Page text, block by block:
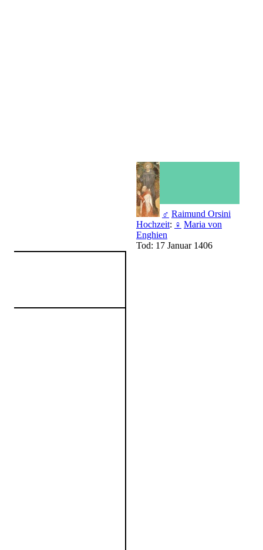
♂ Raimund Orsini
Hochzeit: ♀ Maria von
Enghien
Tod: 17 Januar 1406